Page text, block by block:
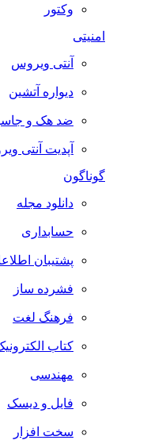
وکتور
امنیتی
آنتی ویروس
دیواره آتشین
ضد هک و
آپدیت آنتی
گوناگون
دانلود مجله
حسابداری
پشتیبان
فشرده ساز
فرهنگ لغت
کتاب
مهندسی
فایل و دیسک
سخت افزار